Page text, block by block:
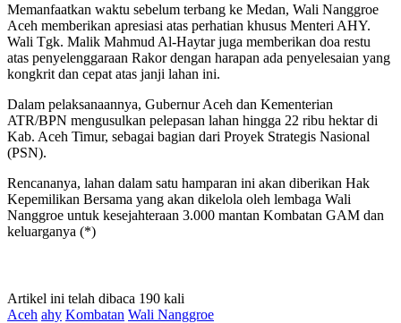
Memanfaatkan waktu sebelum terbang ke Medan, Wali Nanggroe
Aceh memberikan apresiasi atas perhatian khusus Menteri AHY.
Wali Tgk. Malik Mahmud Al-Haytar juga memberikan doa restu
atas penyelenggaraan Rakor dengan harapan ada penyelesaian yang
kongkrit dan cepat atas janji lahan ini.
Dalam pelaksanaannya, Gubernur Aceh dan Kementerian
ATR/BPN mengusulkan pelepasan lahan hingga 22 ribu hektar di
Kab. Aceh Timur, sebagai bagian dari Proyek Strategis Nasional
(PSN).
Rencananya, lahan dalam satu hamparan ini akan diberikan Hak
Kepemilikan Bersama yang akan dikelola oleh lembaga Wali
Nanggroe untuk kesejahteraan 3.000 mantan Kombatan GAM dan
keluarganya (*)
Artikel ini telah dibaca 190 kali
Aceh ahy Kombatan Wali Nanggroe